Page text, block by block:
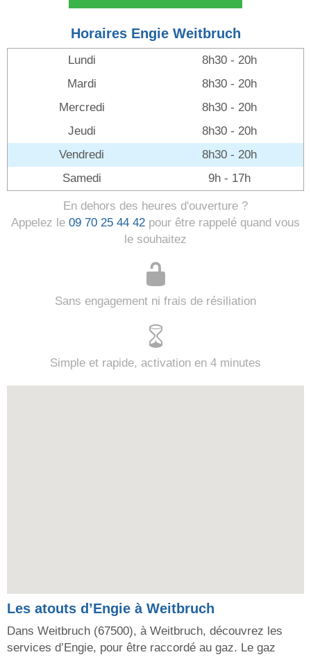
Horaires Engie Weitbruch
Lundi
8h30 - 20h
Mardi
8h30 - 20h
Mercredi
8h30 - 20h
Jeudi
8h30 - 20h
Vendredi
8h30 - 20h
Samedi
9h - 17h
En dehors des heures d'ouverture ?
Appelez le 09 70 25 44 42 pour être rappelé quand vous
le souhaitez
Sans engagement ni frais de résiliation
Simple et rapide, activation en 4 minutes
Les atouts d’Engie à Weitbruch
Dans Weitbruch (67500), à Weitbruch, découvrez les
services d’Engie, pour être raccordé au gaz. Le gaz